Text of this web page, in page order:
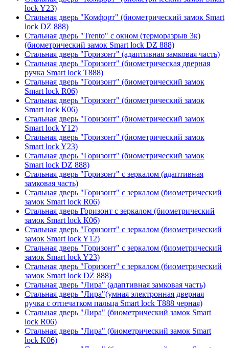
lock Y23)
Стальная дверь "Комфорт" (биометрический замок Smart
lock DZ 888)
Стальная дверь "Trento" с окном (терморазрыв 3к)
(биометрический замок Smart lock DZ 888)
Стальная дверь "Горизонт" (адаптивная замковая часть)
Стальная дверь "Горизонт" (биометрическая дверная
ручка Smart lock T888)
Стальная дверь "Горизонт" (биометрический замок
Smart lock R06)
Стальная дверь "Горизонт" (биометрический замок
Smart lock К06)
Стальная дверь "Горизонт" (биометрический замок
Smart lock Y12)
Стальная дверь "Горизонт" (биометрический замок
Smart lock Y23)
Стальная дверь "Горизонт" (биометрический замок
Smart lock DZ 888)
Стальная дверь "Горизонт" с зеркалом (адаптивная
замковая часть)
Стальная дверь "Горизонт" с зеркалом (биометрический
замок Smart lock R06)
Стальная дверь Горизонт с зеркалом (биометрический
замок Smart lock К06)
Стальная дверь "Горизонт" с зеркалом (биометрический
замок Smart lock Y12)
Стальная дверь "Горизонт" с зеркалом (биометрический
замок Smart lock Y23)
Стальная дверь "Горизонт" с зеркалом (биометрический
замок Smart lock DZ 888)
Стальная дверь "Лира" (адаптивная замковая часть)
Стальная дверь "Лира"(умная электронная дверная
ручка с отпечатком пальца Smart lock T888 черная)
Стальная дверь "Лира" (биометрический замок Smart
lock R06)
Стальная дверь "Лира" (биометрический замок Smart
lock K06)